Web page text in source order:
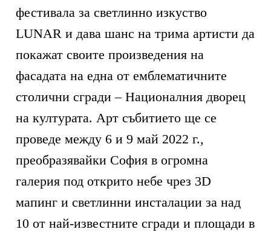
фестивала за светлинно изкуство
LUNAR и дава шанс на трима артисти да
покажат своите произведения на
фасадата на една от емблематичните
столични сгради – Националния дворец
на културата. Арт събитието ще се
проведе между 6 и 9 май 2022 г.,
преобразявайки София в огромна
галерия под открито небе чрез 3D
мапинг и светлинни инсталации за над
10 от най-известните сгради и площади в